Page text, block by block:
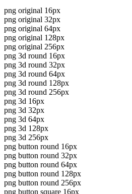
png original 16px
png original 32px
png original 64px
png original 128px
png original 256px
png 3d round 16px
png 3d round 32px
png 3d round 64px
png 3d round 128px
png 3d round 256px
png 3d 16px
png 3d 32px
png 3d 64px
png 3d 128px
png 3d 256px
png button round 16px
png button round 32px
png button round 64px
png button round 128px
png button round 256px
png button square 16px